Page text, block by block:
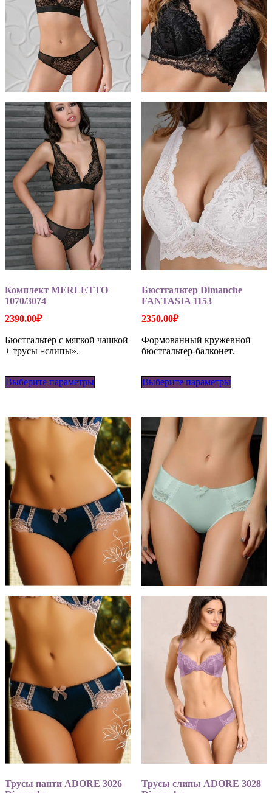
Комплект MERLETTO
1070/3074
2390.00₽
Бюстгальтер с мягкой чашкой
+ трусы «слипы».
Выберите параметры
Опции
можно
выбрать
на
странице
товара.
Бюстгальтер Dimanche
FANTASIA 1153
2350.00₽
Формованный кружевной
бюстгальтер-балконет.
Выберите параметры
Опции
можно
выбрать
странице
товара.
Трусы панти ADORE 3026
Трусы слипы ADORE 3028